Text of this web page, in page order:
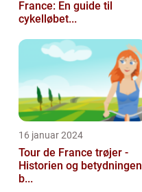
France: En guide til
cykelløbet...
16 januar 2024
Tour de France trøjer -
Historien og betydningen
b...